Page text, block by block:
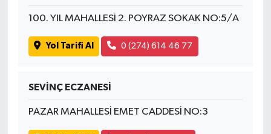
100. YIL MAHALLESİ 2. POYRAZ SOKAK NO:5/A
Yol Tarifi Al 0 (274) 614 46 77
SEVİNÇ ECZANESİ
PAZAR MAHALLESİ EMET CADDESİ NO:3